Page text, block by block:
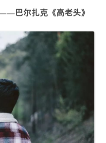
巴尔扎克《高老头》